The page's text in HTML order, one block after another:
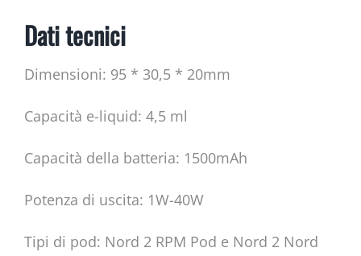
Dati tecnici
Dimensioni: 95 * 30,5 * 20mm
Capacità e-liquid: 4,5 ml
Capacità della batteria: 1500mAh
Potenza di uscita: 1W-40W
Tipi di pod: Nord 2 RPM Pod e Nord 2 Nord